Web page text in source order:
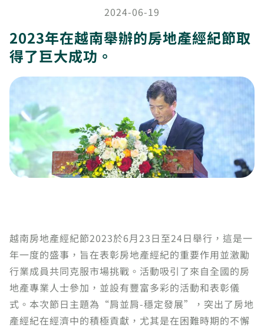
2024-06-19
2023年在越南舉辦的房地產經紀節取
得了巨大成功。
越南房地產經紀節2023於6月23日至24日舉行，這是一
年一度的盛事，旨在表彰房地產經紀的重要作用並激勵
行業成員共同克服市場挑戰。活動吸引了來自全國的房
地產專業人士參加，並設有豐富多彩的活動和表彰儀
式。本次節日主題為“肩並肩-穩定發展”，突出了房地
產經紀在經濟中的積極貢獻，尤其是在困難時期的不懈